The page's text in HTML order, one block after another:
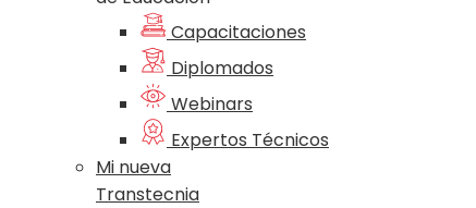
Capacitaciones
Diplomados
Webinars
Expertos Técnicos
Mi nueva
Transtecnia